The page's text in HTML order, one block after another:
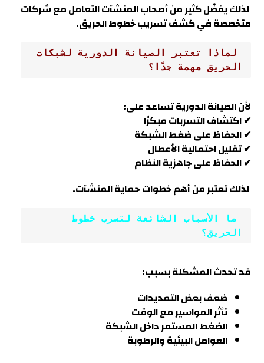
لذلك يفضّل كثير من أصحاب المنشآت التعامل مع شركات
متخصصة في كشف تسريب خطوط الحريق.
الحريق مهمة جدًا؟
لأن الصيانة الدورية تساعد على:
✔ اكتشاف التسربات مبكرًا
✔ الحفاظ على ضغط الشبكة
✔ تقليل احتمالية الأعطال
✔ الحفاظ على جاهزية النظام
لذلك تعتبر من أهم خطوات حماية المنشآت.
الحريق؟
قد تحدث المشكلة بسبب:
ضعف بعض التمديدات
تأثر المواسير مع الوقت
الضغط المستمر داخل الشبكة
العوامل البيئية والرطوبة